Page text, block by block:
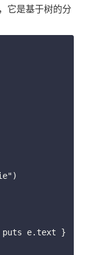
它是基于树的分
puts e.text }